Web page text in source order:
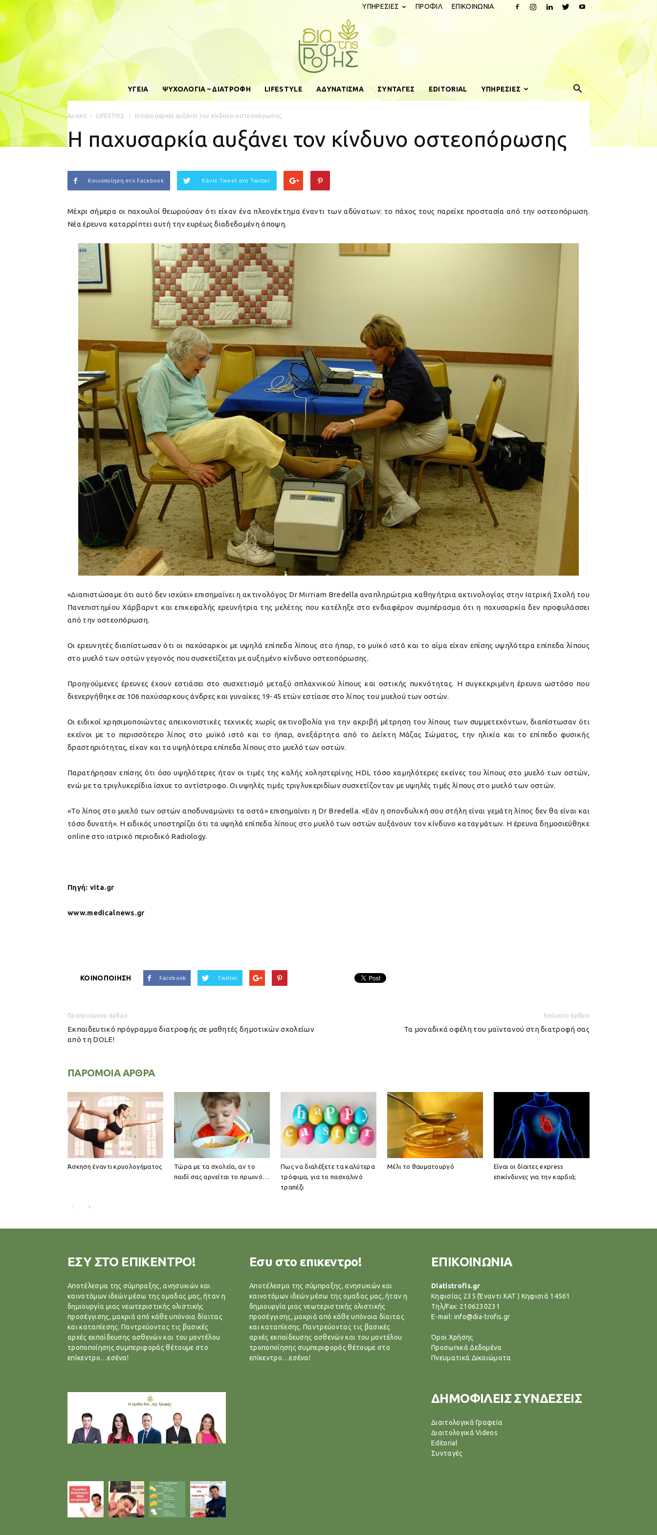
ΥΠΗΡΕΣΙΕΣ ΠΡΟΦΙΛ ΕΠΙΚΟΙΝΩΝΙΑ
ΥΓΕΙΑ ΨΥΧΟΛΟΓΙΑ – ΔΙΑΤΡΟΦΗ LIFESTYLE ΑΔΥΝΑΤΙΣΜΑ ΣΥΝΤΑΓΕΣ EDITORIAL ΥΠΗΡΕΣΙΕΣ
Αρχική LIFESTYLE Η παχυσαρκία αυξάνει τον κίνδυνο οστεοπόρωσης
Η παχυσαρκία αυξάνει τον κίνδυνο οστεοπόρωσης
Κοινοποίηση στο Facebook Κάντε Tweet στο Twitter
Μέχρι σήμερα οι παχουλοί θεωρούσαν ότι είχαν ένα πλεονέκτημα έναντι των αδύνατων: το πάχος τους παρείχε προστασία από την οστεοπόρωση.
Νέα έρευνα καταρρίπτει αυτή την ευρέως διαδεδομένη άποψη.
«Διαπιστώσαμε ότι αυτό δεν ισχύει» επισημαίνει η ακτινολόγος Dr Mirriam Bredella αναπληρώτρια καθηγήτρια ακτινολογίας στην Ιατρική Σχολή του
Πανεπιστημίου Χάρβαρντ και επικεφαλής ερευνήτρια της μελέτης που κατέληξε στο ενδιαφέρον συμπέρασμα ότι η παχυσαρκία δεν προφυλάσσει
από την οστεοπόρωση.
Οι ερευνητές διαπίστωσαν ότι οι παχύσαρκοι με υψηλά επίπεδα λίπους στο ήπαρ, το μυϊκό ιστό και το αίμα είχαν επίσης υψηλότερα επίπεδα λίπους
στο μυελό των οστών γεγονός που συσχετίζεται με αυξημένο κίνδυνο οστεοπόρωσης.
Προηγούμενες έρευνες έχουν εστιάσει στο συσχετισμό μεταξύ σπλαχνικού λίπους και οστικής πυκνότητας. Η συγκεκριμένη έρευνα ωστόσο που
διενεργήθηκε σε 106 παχύσαρκους άνδρες και γυναίκες 19-45 ετών εστίασε στο λίπος του μυελού των οστών.
Οι ειδικοί χρησιμοποιώντας απεικονιστικές τεχνικές χωρίς ακτινοβολία για την ακριβή μέτρηση του λίπους των συμμετεχόντων, διαπίστωσαν ότι
εκείνοι με το περισσότερο λίπος στο μυϊκό ιστό και το ήπαρ, ανεξάρτητα από το Δείκτη Μάζας Σώματος, την ηλικία και το επίπεδο φυσικής
δραστηριότητας, είχαν και τα υψηλότερα επίπεδα λίπους στο μυελό των οστών.
Παρατήρησαν επίσης ότι όσο υψηλότερες ήταν οι τιμές της καλής χοληστερίνης HDL τόσο χαμηλότερες εκείνες του λίπους στο μυελό των οστών,
ενώ με τα τριγλυκερίδια ίσχυε το αντίστροφο. Οι υψηλές τιμές τριγλυκεριδίων συσχετίζονταν με υψηλές τιμές λίπους στο μυελό των οστών.
«Το λίπος στο μυελό των οστών αποδυναμώνει τα οστά» επισημαίνει η Dr Bredella. «Εάν η σπονδυλική σου στήλη είναι γεμάτη λίπος δεν θα είναι και
τόσο δυνατή». Η ειδικός υποστηρίζει ότι τα υψηλά επίπεδα λίπους στο μυελό των οστών αυξάνουν τον κίνδυνο καταγμάτων. Η έρευνα δημοσιεύθηκε
online στο ιατρικό περιοδικό Radiology.
Πηγή: vita.gr
www.medicalnews.gr
ΚΟΙΝΟΠΟΙΗΣΗ Facebook Twitter
Προηγούμενο άρθρο
Εκπαιδευτικό πρόγραμμα διατροφής σε μαθητές δημοτικών σχολείων
από τη DOLE!
Επόμενο άρθρο
Τα μοναδικά οφέλη του μαϊντανού στη διατροφή σας
ΠΑΡΟΜΟΙΑ ΑΡΘΡΑ
Άσκηση έναντι κρυολογήματος
Τώρα με τα σχολεία, αν το
παιδί σας αρνείται το πρωινό…
Πως να διαλέξετε τα καλύτερα
τρόφιμα, για το πασχαλινό
τραπέζι
Μέλι το θαυματουργό
Είναι οι δίαιτες express
επικίνδυνες για την καρδιά;
ΕΣΥ ΣΤΟ ΕΠΙΚΕΝΤΡΟ!
Αποτέλεσμα της σύμπραξης, ανησυχιών και
καινοτόμων ιδεών μέσω της ομαδας μας, ήταν η
δημιουργία μιας νεωτεριστικής ολιστικής
προσέγγισης, μακριά από κάθε υπόνοια δίαιτας
και καταπίεσης. Παντρεύοντας τις βασικές
αρχές εκπαίδευσης ασθενών και του μοντέλου
τροποποίησης συμπεριφοράς θέτουμε στο
επίκεντρο…εσένα!
Εσυ στο επικεντρο!
Αποτέλεσμα της σύμπραξης, ανησυχιών και
καινοτόμων ιδεών μέσω της ομαδας μας, ήταν η
δημιουργία μιας νεωτεριστικής ολιστικής
προσέγγισης, μακριά από κάθε υπόνοια δίαιτας
και καταπίεσης. Παντρεύοντας τις βασικές
αρχές εκπαίδευσης ασθενών και του μοντέλου
τροποποίησης συμπεριφοράς θέτουμε στο
επίκεντρο…εσένα!
ΕΠΙΚΟΙΝΩΝΙΑ
Diatistrofis.gr
Κηφισίας 235 (Έναντι ΚΑΤ ) Κηφισιά 14561
Tηλ/Fax: 2106230231
E-mail: info@dia-trofis.gr
Όροι Χρήσης
Προσωπικά Δεδομένα
Πνευματικά Δικαιώματα
ΔΗΜΟΦΙΛΕΙΣ ΣΥΝΔΕΣΕΙΣ
Διαιτολογικά Γραφεία
Διαιτολογικά Videos
Editorial
Συνταγές